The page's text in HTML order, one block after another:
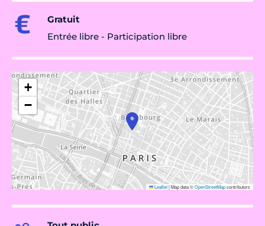
Gratuit
Entrée libre - Participation libre
+
−
Leaflet|Map data ©OpenStreetMapcontributors